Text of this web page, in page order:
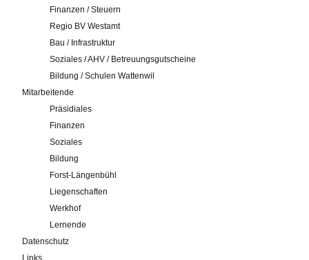
Finanzen / Steuern
Regio BV Westamt
Bau / Infrastruktur
Soziales / AHV / Betreuungsgutscheine
Bildung / Schulen Wattenwil
Mitarbeitende
Präsidiales
Finanzen
Soziales
Bildung
Forst-Längenbühl
Liegenschaften
Werkhof
Lernende
Datenschutz
Links